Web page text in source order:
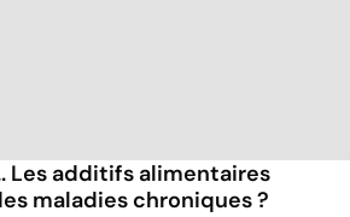
Les additifs alimentaires
maladies chroniques ?